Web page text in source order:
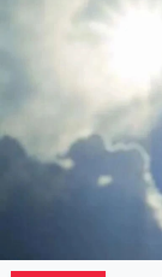
Piyasa
Resmi